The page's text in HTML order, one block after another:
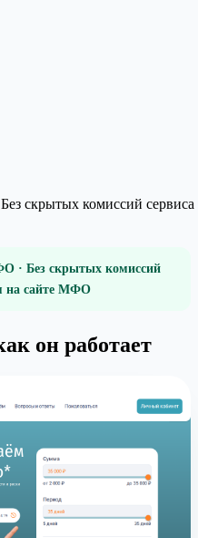
скрытых комиссий сервиса
· Без скрытых комиссий
на сайте МФО
он работает